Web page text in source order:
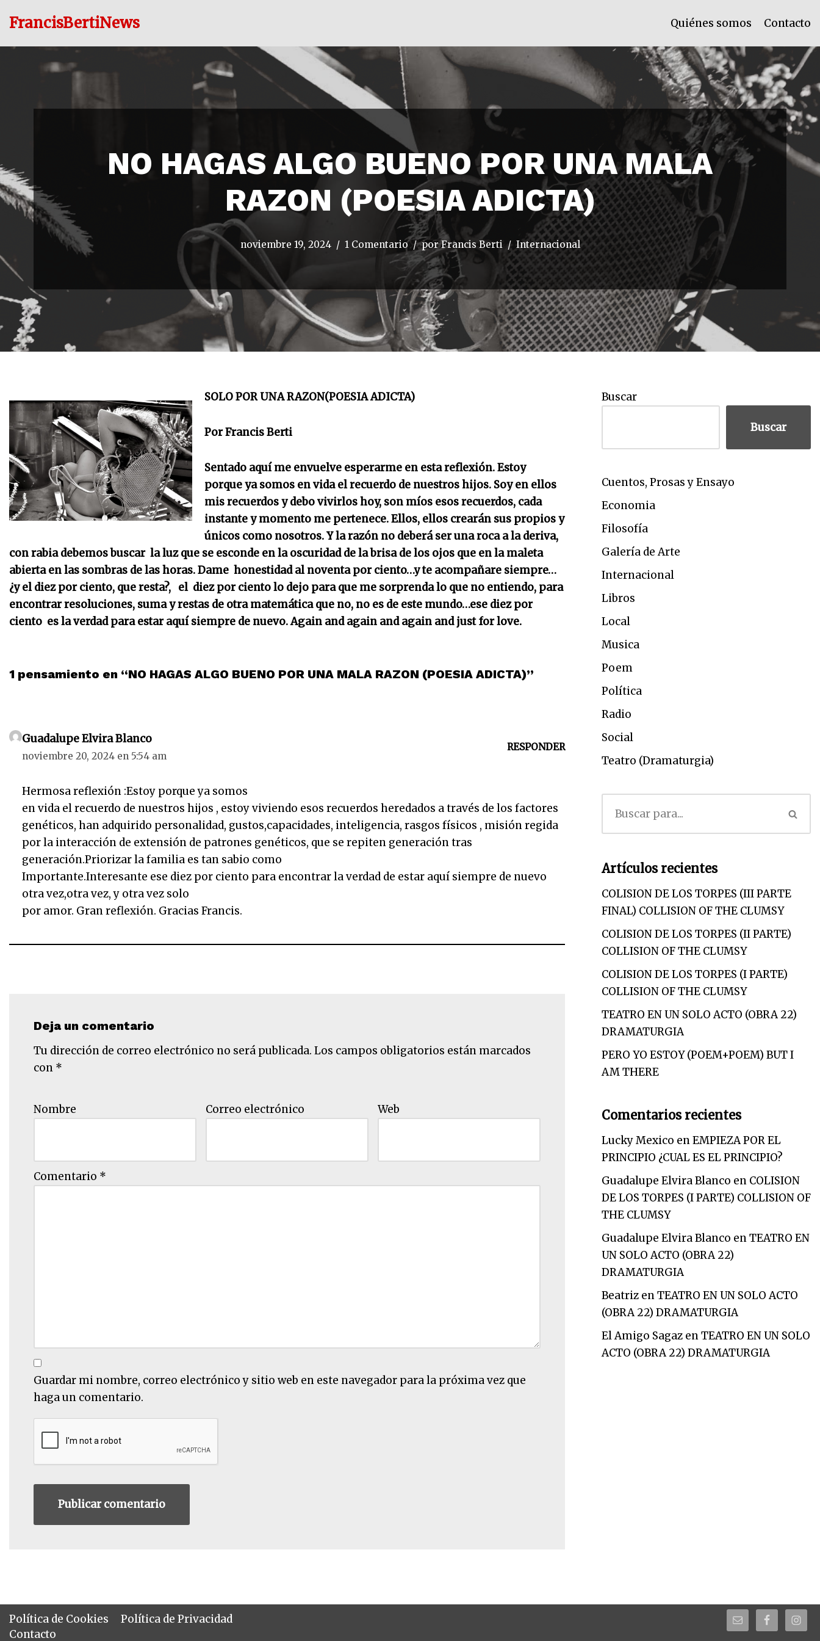
al
contenido
FrancisBertiNews Quiénes somos Contacto
NO HAGAS ALGO BUENO POR UNA MALA
RAZON (POESIA ADICTA)
noviembre 19, 2024 1 Comentario porFrancis Berti Internacional
SOLO POR UNA RAZON(POESIA ADICTA)
Por Francis Berti
Sentado aquí me envuelve esperarme en esta reflexión. Estoy
porque ya somos en vida el recuerdo de nuestros hijos. Soy en ellos
mis recuerdos y debo vivirlos hoy, son míos esos recuerdos, cada
instante y momento me pertenece. Ellos, ellos crearán sus propios y
únicos como nosotros. Y la razón no deberá ser una roca a la deriva,
con rabia debemos buscar la luz que se esconde en la oscuridad de la brisa de los ojos que en la maleta
abierta en las sombras de las horas. Dame honestidad al noventa por ciento…y te acompañare siempre…
¿y el diez por ciento, que resta?, el diez por ciento lo dejo para que me sorprenda lo que no entiendo, para
encontrar resoluciones, suma y restas de otra matemática que no, no es de este mundo…ese diez por
ciento es la verdad para estar aquí siempre de nuevo. Again and again and again and just for love.
1 pensamiento en “NO HAGAS ALGO BUENO POR UNA MALA RAZON (POESIA ADICTA)”
Guadalupe Elvira Blanco
noviembre 20, 2024 en 5:54 am
RESPONDER
Hermosa reflexión :Estoy porque ya somos
en vida el recuerdo de nuestros hijos , estoy viviendo esos recuerdos heredados a través de los factores
genéticos, han adquirido personalidad, gustos,capacidades, inteligencia, rasgos físicos , misión regida
por la interacción de extensión de patrones genéticos, que se repiten generación tras
generación.Priorizar la familia es tan sabio como
Importante.Interesante ese diez por ciento para encontrar la verdad de estar aquí siempre de nuevo
otra vez,otra vez, y otra vez solo
por amor. Gran reflexión. Gracias Francis.
Deja un comentario
Tu dirección de correo electrónico no será publicada. Los campos obligatorios están marcados
con *
Nombre Correo electrónico Web
Comentario *
Guardar mi nombre, correo electrónico y sitio web en este navegador para la próxima vez que
haga un comentario.
Buscar
Buscar
Cuentos, Prosas y Ensayo
Economia
Filosofía
Galería de Arte
Internacional
Libros
Local
Musica
Poem
Política
Radio
Social
Teatro (Dramaturgia)
Artículos recientes
COLISION DE LOS TORPES (III PARTE
FINAL) COLLISION OF THE CLUMSY
COLISION DE LOS TORPES (II PARTE)
COLLISION OF THE CLUMSY
COLISION DE LOS TORPES (I PARTE)
COLLISION OF THE CLUMSY
TEATRO EN UN SOLO ACTO (OBRA 22)
DRAMATURGIA
PERO YO ESTOY (POEM+POEM) BUT I
AM THERE
Comentarios recientes
Lucky Mexico enEMPIEZA POR EL
PRINCIPIO ¿CUAL ES EL PRINCIPIO?
Guadalupe Elvira Blanco en COLISION
DE LOS TORPES (I PARTE) COLLISION OF
THE CLUMSY
Guadalupe Elvira Blanco enTEATRO EN
UN SOLO ACTO (OBRA 22)
DRAMATURGIA
BeatrizenTEATRO EN UN SOLO ACTO
(OBRA 22) DRAMATURGIA
El Amigo SagazenTEATRO EN UN SOLO
ACTO (OBRA 22) DRAMATURGIA
Política de Cookies
Política de Privacidad
Contacto